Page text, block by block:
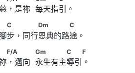
，是祢  每天指引。
　C　 　　Dm　　　　C
C Dm C
步，同行恩典的路途。
A 　　            Gm　　　　C
F/A Gm C F
，邁向  永生有主導引。